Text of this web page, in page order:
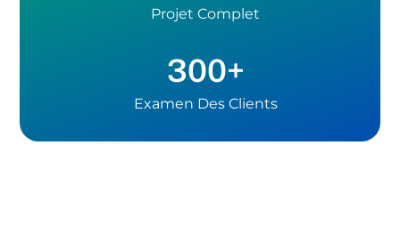
Projet Complet
300+
Examen Des Clients